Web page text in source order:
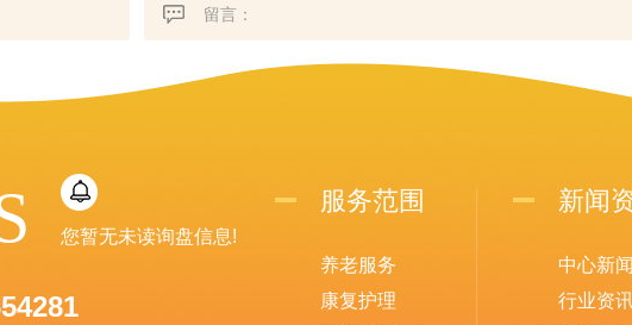
您暂无未读询盘信息!
服务范围
养老服务
康复护理
新闻
中心新
行业资